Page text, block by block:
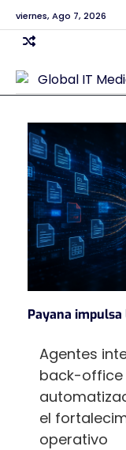
Skip
to
content
viernes, Ago 7, 2026
Payana
Agentes
back-office
el
operativo